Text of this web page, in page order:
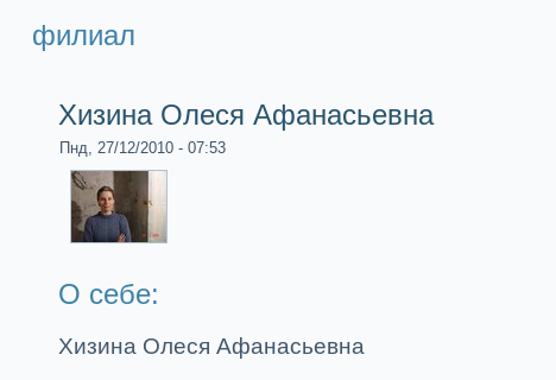
филиал
Хизина Олеся Афанасьевна
Пнд, 27/12/2010 - 07:53
О себе:
Хизина Олеся Афанасьевна